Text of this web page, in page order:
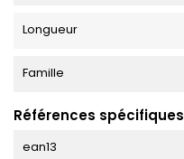
Longueur
Famille
Références spécifiques
ean13